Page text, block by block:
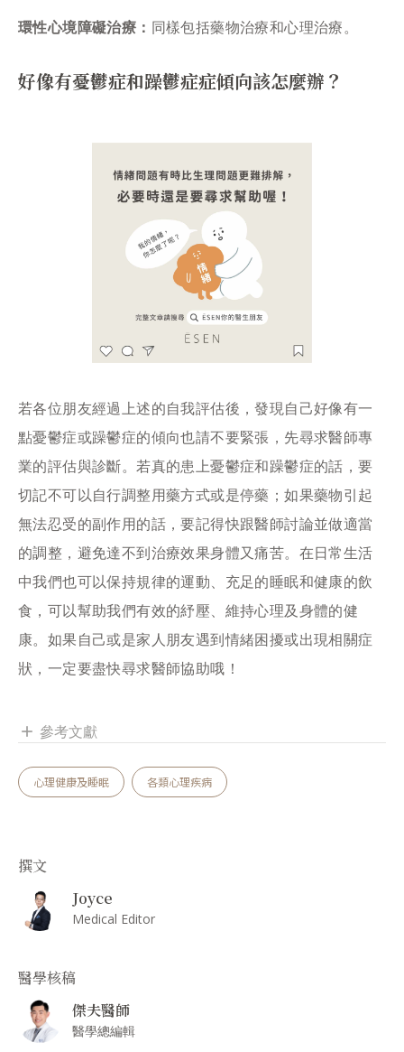
環性心境障礙治療： 同樣包括藥物治療和心理治療。
好像有憂鬱症和躁鬱症症傾向該怎麼辦？
若各位朋友經過上述的自我評估後，發現自己好像有一
點憂鬱症或躁鬱症的傾向也請不要緊張，先尋求醫師專
業的評估與診斷。若真的患上憂鬱症和躁鬱症的話，要
切記不可以自行調整用藥方式或是停藥；如果藥物引起
無法忍受的副作用的話，要記得快跟醫師討論並做適當
的調整，避免達不到治療效果身體又痛苦。在日常生活
中我們也可以保持規律的運動、充足的睡眠和健康的飲
食，可以幫助我們有效的紓壓、維持心理及身體的健
康。如果自己或是家人朋友遇到情緒困擾或出現相關症
狀，一定要盡快尋求醫師協助哦！
add 參考文獻
心理健康及睡眠 各類心理疾病
撰文
Joyce
Medical Editor
醫學核稿
傑夫醫師
醫學總編輯